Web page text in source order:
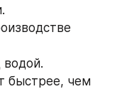
быстрее, чем